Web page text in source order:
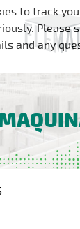
to track
Please
and any